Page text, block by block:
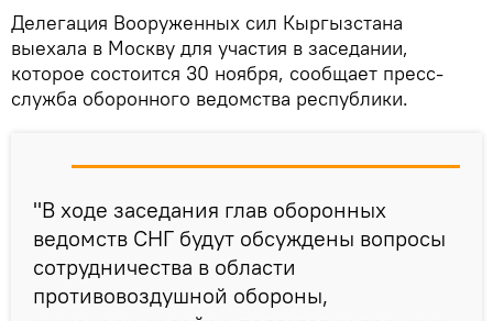
Делегация Вооруженных сил Кыргызстана
выехала в Москву для участия в заседании,
которое состоится 30 ноября, сообщает пресс-
служба оборонного ведомства республики.
"В ходе заседания глав оборонных
ведомств СНГ будут обсуждены вопросы
сотрудничества в области
противовоздушной обороны,